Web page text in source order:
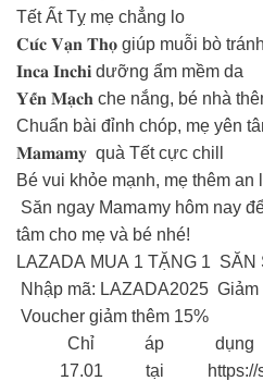
Tết Ất Tỵ mẹ chẳng lo
𝐂𝐮́𝐜 𝐕𝐚̣𝐧 𝐓𝐡𝐨̣ giúp muỗi bò
𝐈𝐧𝐜𝐚 𝐈𝐧𝐜𝐡𝐢 dưỡng ẩm mềm da
𝐘𝐞̂́𝐧 𝐌𝐚̣𝐜𝐡 che nắng, bé nhà
Chuẩn bài đỉnh chóp, mẹ yên
𝐌𝐚𝐦𝐚𝐦𝐲 quà Tết cực chill
Bé vui khỏe mạnh, mẹ thêm an
Săn ngay Mamamy hôm nay
tâm cho mẹ và bé nhé!
LAZADA MUA 1 TẶNG 1 SĂN
Nhập mã: LAZADA2025
Voucher giảm thêm 15%
Chỉ áp
17.01 tại https://